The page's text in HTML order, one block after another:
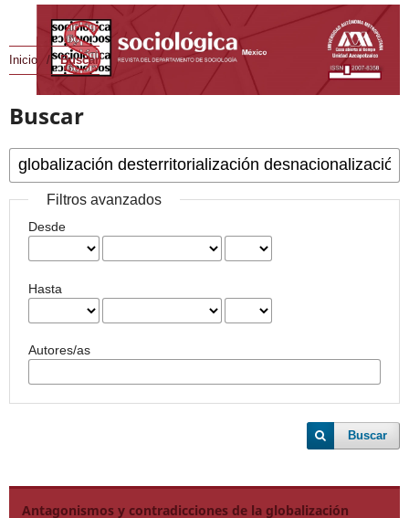
Inicio / Buscar
Buscar
Filtros avanzados
Desde
Hasta
Autores/as
Buscar
Antagonismos y contradicciones de la globalización